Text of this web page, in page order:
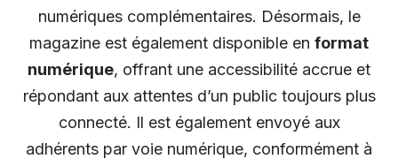
numériques complémentaires. Désormais, le
magazine est également disponible en format
numérique, offrant une accessibilité accrue et
répondant aux attentes d’un public toujours plus
connecté. Il est également envoyé aux
adhérents par voie numérique, conformément à